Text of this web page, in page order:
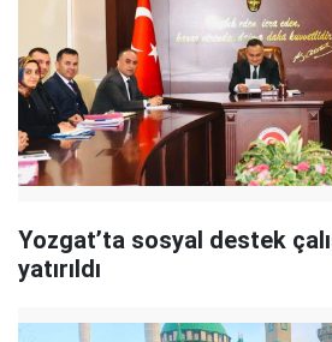
Yozgat’ta sosyal destek
yatırıldı